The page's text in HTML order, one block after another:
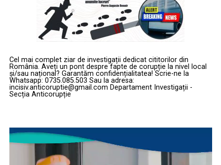
Cel mai complet ziar de investigații dedicat cititorilor din
România. Aveți un pont despre fapte de corupție la nivel local
și/sau național? Garantăm confidențialitatea! Scrie-ne la
Whatsapp: 0735.085.503 Sau la adresa:
incisiv.anticoruptie@gmail.com Departament Investigații -
Secția Anticorupție
Player
video